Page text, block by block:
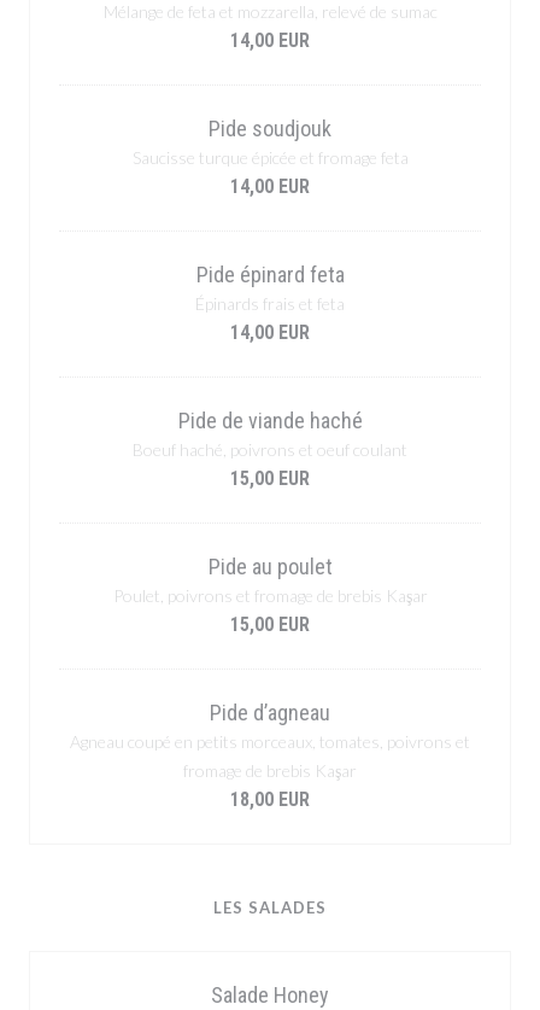
Mélange de feta et mozzarella, relevé de sumac
14,00 EUR
Pide soudjouk
Saucisse turque épicée et fromage feta
14,00 EUR
Pide épinard feta
Épinards frais et feta
14,00 EUR
Pide de viande haché
Boeuf haché, poivrons et oeuf coulant
15,00 EUR
Pide au poulet
Poulet, poivrons et fromage de brebis Kaşar
15,00 EUR
Pide d’agneau
Agneau coupé en petits morceaux, tomates, poivrons et
fromage de brebis Kaşar
18,00 EUR
LES SALADES
Salade Honey